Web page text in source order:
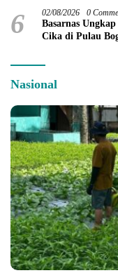
6 02/08/2026 0
Basarnas
Cika di Pulau
Nasional